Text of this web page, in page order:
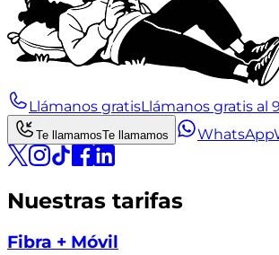
Llámanos gratisLlámanos gratis al
Te llamamosTe llamamos WhatsApp
Nuestras tarifas
Fibra + Móvil